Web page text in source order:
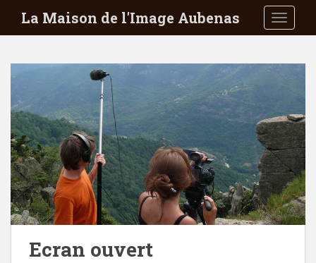
i
La Maison de l'Image Aubenas
Ecran ouvert